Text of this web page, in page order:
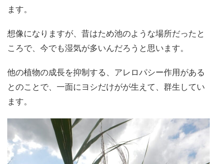
ます。
想像になりますが、昔はため池のような場所だったと
ころで、今でも湿気が多いんだろうと思います。
他の植物の成長を抑制する、アレロパシー作用がある
とのことで、一面にヨシだけがが生えて、群生してい
ます。